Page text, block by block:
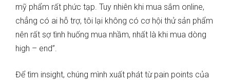
mỹ phẩm rất phức tạp. Tuy nhiên khi mua sắm online,
chẳng có ai hỗ trợ, tôi lại không có cơ hội thử sản phẩm
nên rất sợ tình huống mua nhầm, nhất là khi mua dòng
high – end”.
Để tìm insight, chúng mình xuất phát từ pain points của